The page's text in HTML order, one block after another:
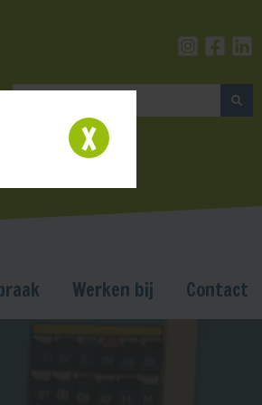
Werken bij Contact